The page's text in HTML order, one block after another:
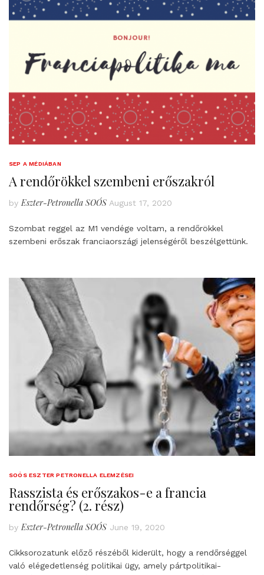
SEP A MÉDIÁBAN
A rendőrökkel szembeni erőszakról
by Eszter-Petronella SOÓS August 17, 2020
Szombat reggel az M1 vendége voltam, a rendőrökkel
szembeni erőszak franciaországi jelenségéről beszélgettünk.
SOÓS ESZTER PETRONELLA ELEMZÉSEI
Rasszista és erőszakos-e a francia
rendőrség? (2. rész)
by Eszter-Petronella SOÓS June 19, 2020
Cikksorozatunk előző részéből kiderült, hogy a rendőrséggel
való elégedetlenség politikai ügy, amely pártpolitikai-